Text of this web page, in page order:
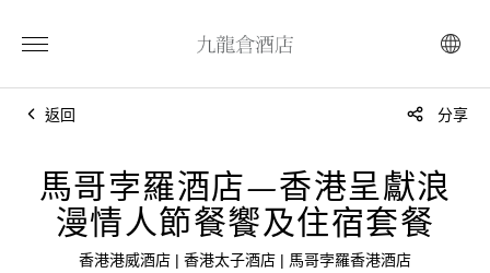
返回 分享
馬哥孛羅酒店—香港呈獻浪
漫情人節餐饗及住宿套餐
香港港威酒店 | 香港太子酒店 | 馬哥孛羅香港酒店